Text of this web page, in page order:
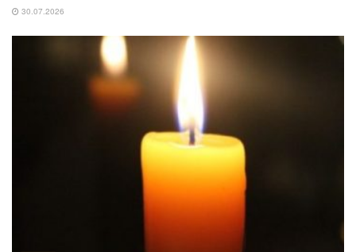
30.07.2026